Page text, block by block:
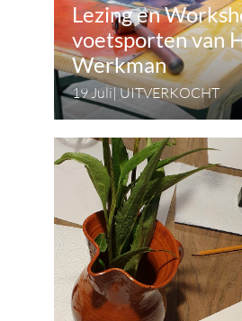
Lezing en
voetsporten van
Werkman
19 Juli| UITVERKOCHT